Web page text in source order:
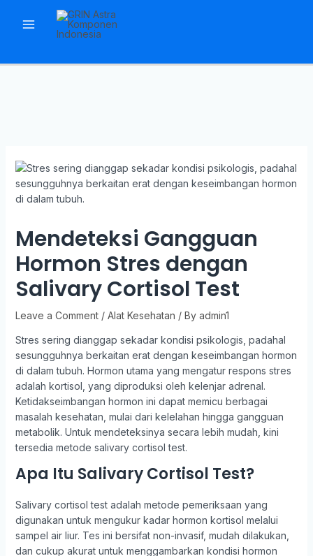
Menu
Mendeteksi Gangguan
Hormon Stres dengan
Salivary Cortisol Test
Leave a Comment / Alat Kesehatan / By admin1
Stres sering dianggap sekadar kondisi psikologis, padahal
sesungguhnya berkaitan erat dengan keseimbangan hormon
di dalam tubuh. Hormon utama yang mengatur respons stres
adalah kortisol, yang diproduksi oleh kelenjar adrenal.
Ketidakseimbangan hormon ini dapat memicu berbagai
masalah kesehatan, mulai dari kelelahan hingga gangguan
metabolik. Untuk mendeteksinya secara lebih mudah, kini
tersedia metode salivary cortisol test.
Apa Itu Salivary Cortisol Test?
Salivary cortisol test adalah metode pemeriksaan yang
digunakan untuk mengukur kadar hormon kortisol melalui
sampel air liur. Tes ini bersifat non-invasif, mudah dilakukan,
dan cukup akurat untuk menggambarkan kondisi hormon